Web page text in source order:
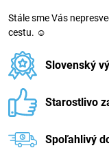
Stále sme Vás
cestu. ☺
Slovenský
Starostlivo
Spoľahlivý